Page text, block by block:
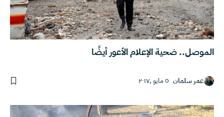
الموصل.. ضحية الإعلام الأعور أيضًا
عمر سلمان ٥ مايو ,٢٠١٧